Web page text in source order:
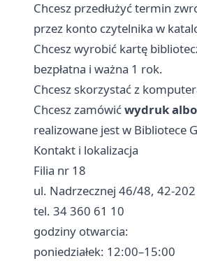
Chcesz przedłużyć termin
przez konto czytelnika w
Chcesz wyrobić kartę
bezpłatna i ważna 1 rok.
Chcesz skorzystać z
Chcesz zamówićwydruk
realizowane jest w Bibliotece
Kontakt i lokalizacja
Filia nr 18
ul. Nadrzecznej 46/48, 42-
tel. 34 360 61 10
godziny otwarcia:
poniedziałek: 12:00–15:00